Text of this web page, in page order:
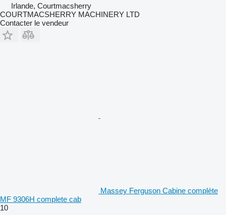
Irlande, Courtmacsherry
COURTMACSHERRY MACHINERY LTD
Contacter le vendeur
Massey Ferguson Cabine complète
MF 9306H complete cab
10